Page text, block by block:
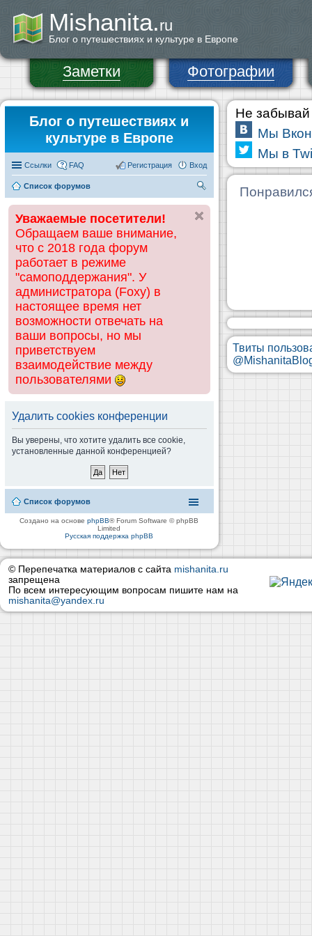
Mishanita.ru
Блог о путешествиях и культуре в Европе
Заметки Фотографии
Блог о путешествиях и
культуре в Европе
Ссылки FAQ Вход
Регистрация
Список форумов
ск
Уважаемые посетители!
Обращаем ваше внимание,
что с 2018 года форум
работает в режиме
"самоподдержания". У
администратора (Foxy) в
настоящее время нет
возможности отвечать на
ваши вопросы, но мы
приветствуем
взаимодействие между
пользователями
Удалить cookies конференции
Вы уверены, что хотите удалить все cookie,
установленные данной конференцией?
Список форумов
Создано на основеphpBB® Forum Software © phpBB
Limited
Русская поддержка phpBB
Не забывай
Мы
Мы в
Твиты
© Перепечатка материалов с сайта mishanita.ru
запрещена
По всем интересующим вопросам пишите нам на
mishanita@yandex.ru